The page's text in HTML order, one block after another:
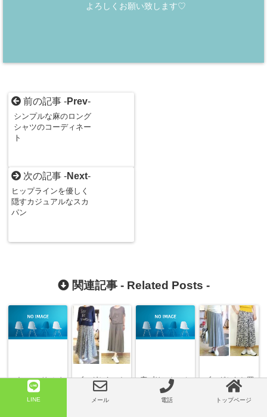
よろしくお願い致します♡
前の記事 -Prev-
シンプルな麻のロング
シャツのコーディネー
ト
次の記事 -Next-
ヒップラインを優しく
隠すカジュアルなスカ
パン
関連記事 - Related Posts -
パンツ リメイ
ク ヒップ回り
ブログからのお
客様のスカート
とパンツのお直
麻プリントスカ
ート＊変形させ
ました(^^)v
ブログからお買
上げ頂くお客様
のお直し ライ
LINE メール 電話 トップページ